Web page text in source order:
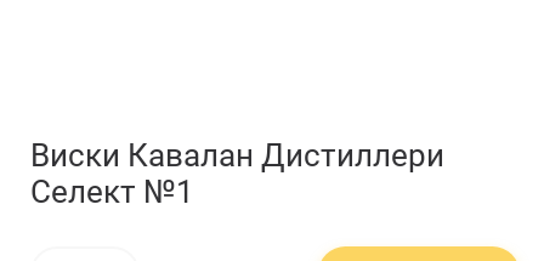
Виски Кавалан Дистиллери
Селект №1